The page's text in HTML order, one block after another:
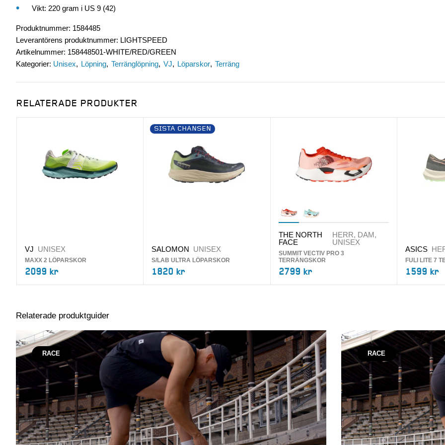
Vikt: 220 gram i US 9 (42)
Produktnummer: 1584485
Leverantörens produktnummer: LIGHTSPEED
Artikelnummer: 158448501-WHITE/RED/GREEN
Kategorier: Unisex Löpning Terränglöpning VJ Löparskor Terräng
RELATERADE PRODUKTER
VJ UNISEX
MAXX 2 LÖPARSKOR
2099 kr
SISTA CHANSEN
SALOMON UNISEX
S/LAB ULTRA LÖPARSKOR
1820 kr
THE NORTH
FACE
HERR, DAM,
UNISEX
SUMMIT VECTIV PRO 3
TERRÄNGSKOR
2799 kr
ASICS
FULI LITE 7
1599 kr
Relaterade produktguider
RACE RACE